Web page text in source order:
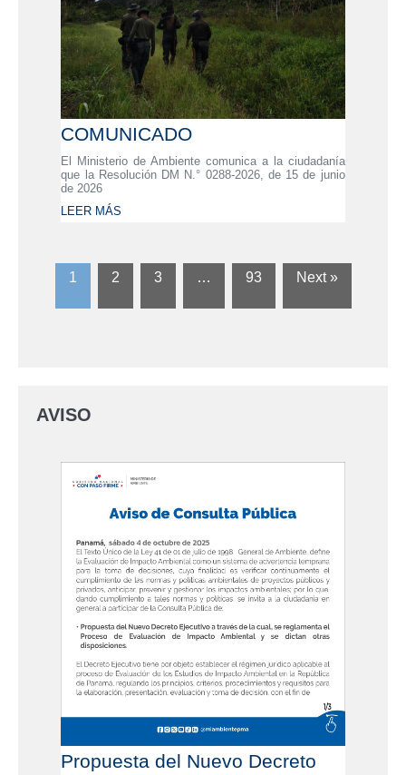
COMUNICADO
El Ministerio de Ambiente comunica a la ciudadanía
que la Resolución DM N.° 0288-2026, de 15 de junio
de 2026
LEER MÁS
1 2 3 … 93 Next »
AVISO
Propuesta del Nuevo Decreto